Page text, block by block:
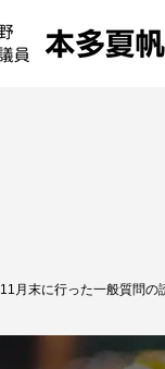
11月末に行った一般質問の